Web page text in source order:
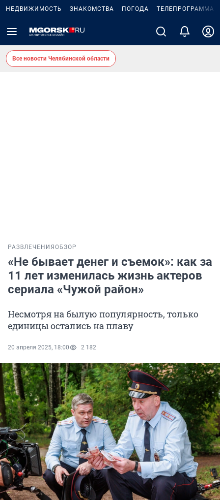
НЕДВИЖИМОСТЬ ЗНАКОМСТВА ПОГОДА ТЕЛЕПРОГРАММА
Все новости Челябинской области
РАЗВЛЕЧЕНИЯ ОБЗОР
«Не бывает денег и съемок»: как за
11 лет изменилась жизнь актеров
сериала «Чужой район»
Несмотря на былую популярность, только
единицы остались на плаву
20 апреля 2025, 18:00 2 182